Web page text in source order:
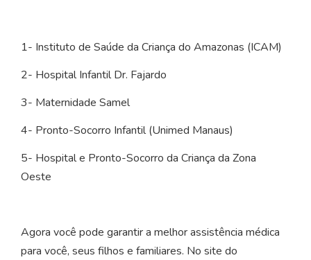
1- Instituto de Saúde da Criança do Amazonas (ICAM)
2- Hospital Infantil Dr. Fajardo
3- Maternidade Samel
4- Pronto-Socorro Infantil (Unimed Manaus)
5- Hospital e Pronto-Socorro da Criança da Zona
Oeste
Agora você pode garantir a melhor assistência médica
para você, seus filhos e familiares. No site do